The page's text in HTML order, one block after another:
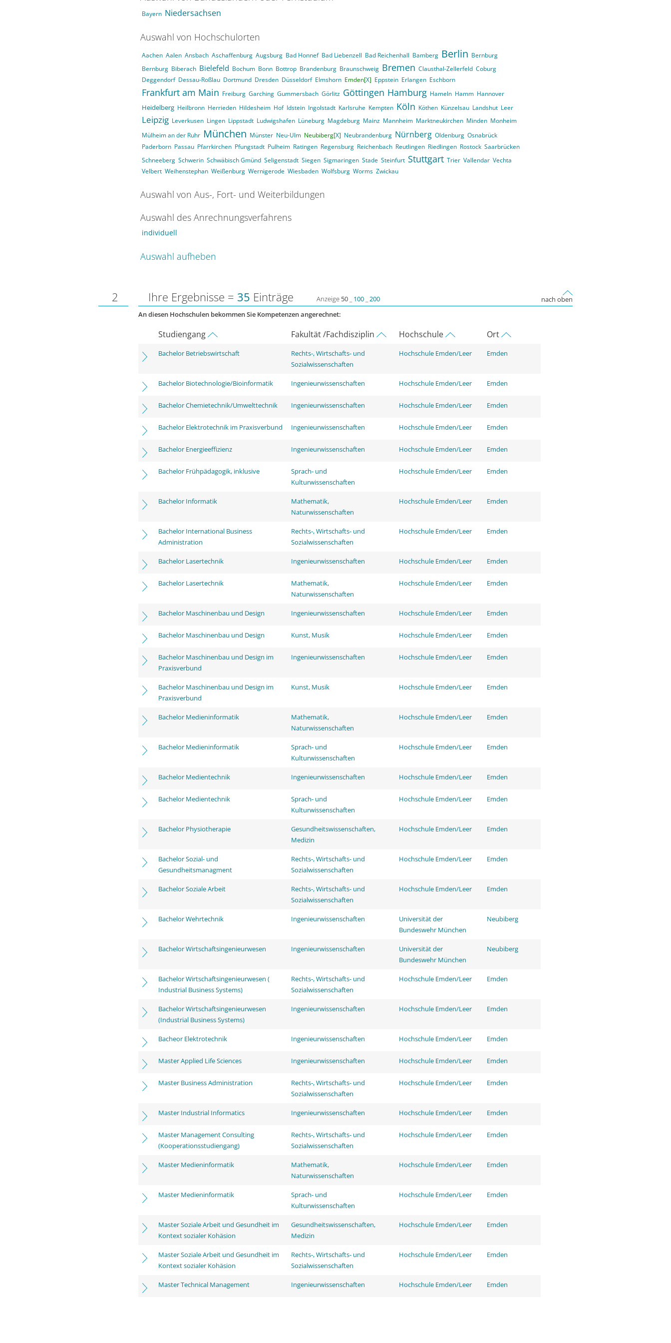
Bayern Niedersachsen
Auswahl von Hochschulorten
Aachen Aalen Ansbach Aschaffenburg Augsburg Bad Honnef Bad Liebenzell Bad Reichenhall Bamberg Berlin Bernburg
Bernburg Biberach Bielefeld Bochum Bonn Bottrop Brandenburg Braunschweig Bremen Clausthal-Zellerfeld Coburg
Deggendorf Dessau-Roßlau Dortmund Dresden Düsseldorf Elmshorn Emden[X] Eppstein Erlangen Eschborn
Frankfurt am Main Freiburg Garching Gummersbach Görlitz Göttingen Hamburg Hameln Hamm Hannover
Heidelberg Heilbronn Herrieden Hildesheim Hof Idstein Ingolstadt Karlsruhe Kempten Köln Köthen Künzelsau Landshut Leer
Leipzig Leverkusen Lingen Lippstadt Ludwigshafen Lüneburg Magdeburg Mainz Mannheim Marktneukirchen Minden Monheim
Mülheim an der Ruhr München Münster Neu-Ulm Neubiberg[X] Neubrandenburg Nürnberg Oldenburg Osnabrück
Paderborn Passau Pfarrkirchen Pfungstadt Pulheim Ratingen Regensburg Reichenbach Reutlingen Riedlingen Rostock Saarbrücken
Schneeberg Schwerin Schwäbisch Gmünd Seligenstadt Siegen Sigmaringen Stade Steinfurt Stuttgart Trier Vallendar Vechta
Velbert Weihenstephan Weißenburg Wernigerode Wiesbaden Wolfsburg Worms Zwickau
Auswahl von Aus-, Fort- und Weiterbildungen
Auswahl des Anrechnungsverfahrens
individuell
Auswahl aufheben
2 Ihre Ergebnisse = 35 Einträge Anzeige 50 100 200
nach oben
An diesen Hochschulen bekommen Sie Kompetenzen angerechnet:
Studiengang Fakultät /Fachdisziplin Hochschule Ort
Bachelor Betriebswirtschaft
Rechts-, Wirtschafts- und
Sozialwissenschaften
Hochschule Emden/Leer Emden
Bachelor Biotechnologie/Bioinformatik Ingenieurwissenschaften Hochschule Emden/Leer Emden
Bachelor Chemietechnik/Umwelttechnik Ingenieurwissenschaften Hochschule Emden/Leer Emden
Bachelor Elektrotechnik im Praxisverbund Ingenieurwissenschaften Hochschule Emden/Leer Emden
Bachelor Energieeffizienz Ingenieurwissenschaften Hochschule Emden/Leer Emden
Bachelor Frühpädagogik, inklusive
Sprach- und
Kulturwissenschaften
Hochschule Emden/Leer Emden
Bachelor Informatik
Mathematik,
Naturwissenschaften
Hochschule Emden/Leer Emden
Bachelor International Business
Administration
Rechts-, Wirtschafts- und
Sozialwissenschaften
Hochschule Emden/Leer Emden
Bachelor Lasertechnik Ingenieurwissenschaften Hochschule Emden/Leer Emden
Bachelor Lasertechnik
Mathematik,
Naturwissenschaften
Hochschule Emden/Leer Emden
Bachelor Maschinenbau und Design Ingenieurwissenschaften Hochschule Emden/Leer Emden
Bachelor Maschinenbau und Design Kunst, Musik Hochschule Emden/Leer Emden
Bachelor Maschinenbau und Design im
Praxisverbund
Ingenieurwissenschaften Hochschule Emden/Leer Emden
Bachelor Maschinenbau und Design im
Praxisverbund
Kunst, Musik Hochschule Emden/Leer Emden
Bachelor Medieninformatik
Mathematik,
Naturwissenschaften
Hochschule Emden/Leer Emden
Bachelor Medieninformatik
Sprach- und
Kulturwissenschaften
Hochschule Emden/Leer Emden
Bachelor Medientechnik Ingenieurwissenschaften Hochschule Emden/Leer Emden
Bachelor Medientechnik
Sprach- und
Kulturwissenschaften
Hochschule Emden/Leer Emden
Bachelor Physiotherapie
Gesundheitswissenschaften,
Medizin
Hochschule Emden/Leer Emden
Bachelor Sozial- und
Gesundheitsmanagment
Rechts-, Wirtschafts- und
Sozialwissenschaften
Hochschule Emden/Leer Emden
Bachelor Soziale Arbeit
Rechts-, Wirtschafts- und
Sozialwissenschaften
Hochschule Emden/Leer Emden
Bachelor Wehrtechnik Ingenieurwissenschaften
Universität der
Bundeswehr München
Neubiberg
Bachelor Wirtschaftsingenieurwesen Ingenieurwissenschaften
Universität der
Bundeswehr München
Neubiberg
Bachelor Wirtschaftsingenieurwesen (
Industrial Business Systems)
Rechts-, Wirtschafts- und
Sozialwissenschaften
Hochschule Emden/Leer Emden
Bachelor Wirtschaftsingenieurwesen
(Industrial Business Systems)
Ingenieurwissenschaften Hochschule Emden/Leer Emden
Bacheor Elektrotechnik Ingenieurwissenschaften Hochschule Emden/Leer Emden
Master Applied Life Sciences Ingenieurwissenschaften Hochschule Emden/Leer Emden
Master Business Administration
Rechts-, Wirtschafts- und
Sozialwissenschaften
Hochschule Emden/Leer Emden
Master Industrial Informatics Ingenieurwissenschaften Hochschule Emden/Leer Emden
Master Management Consulting
(Kooperationsstudiengang)
Rechts-, Wirtschafts- und
Sozialwissenschaften
Hochschule Emden/Leer Emden
Master Medieninformatik
Mathematik,
Naturwissenschaften
Hochschule Emden/Leer Emden
Master Medieninformatik
Sprach- und
Kulturwissenschaften
Hochschule Emden/Leer Emden
Master Soziale Arbeit und Gesundheit im
Kontext sozialer Kohäsion
Gesundheitswissenschaften,
Medizin
Hochschule Emden/Leer Emden
Master Soziale Arbeit und Gesundheit im
Kontext sozialer Kohäsion
Rechts-, Wirtschafts- und
Sozialwissenschaften
Hochschule Emden/Leer Emden
Master Technical Management Ingenieurwissenschaften Hochschule Emden/Leer Emden